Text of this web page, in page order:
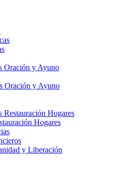
Oración y Ayuno
Oración y Ayuno
Restauración Hogares
Hogares
y Liberación